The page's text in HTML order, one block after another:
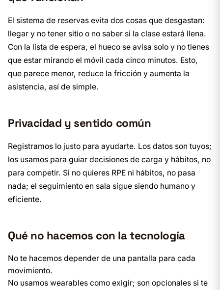
El sistema de reservas evita dos cosas que desgastan:
llegar y no tener sitio o no saber si la clase estará llena.
Con la lista de espera, el hueco se avisa solo y no tienes
que estar mirando el móvil cada cinco minutos. Esto,
que parece menor, reduce la fricción y aumenta la
asistencia, así de simple.
Privacidad y sentido común
Registramos lo justo para ayudarte. Los datos son tuyos;
los usamos para guiar decisiones de carga y hábitos, no
para competir. Si no quieres RPE ni hábitos, no pasa
nada; el seguimiento en sala sigue siendo humano y
eficiente.
Qué no hacemos con la tecnología
No te hacemos depender de una pantalla para cada
movimiento.
No usamos wearables como exigir; son opcionales si te